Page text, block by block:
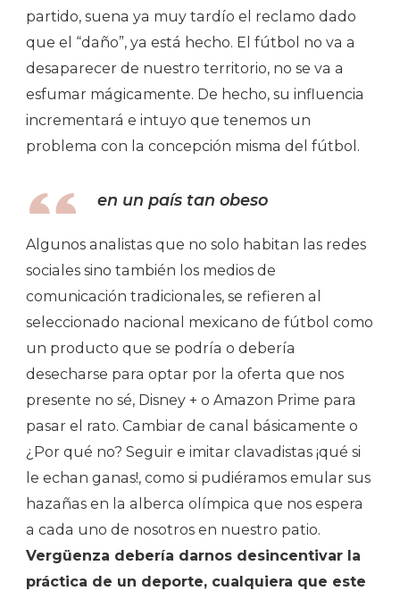
partido, suena ya muy tardío el reclamo dado
que el “daño”, ya está hecho. El fútbol no va a
desaparecer de nuestro territorio, no se va a
esfumar mágicamente. De hecho, su influencia
incrementará e intuyo que tenemos un
problema con la concepción misma del fútbol.
en un país tan obeso
Algunos analistas que no solo habitan las redes
sociales sino también los medios de
comunicación tradicionales, se refieren al
seleccionado nacional mexicano de fútbol como
un producto que se podría o debería
desecharse para optar por la oferta que nos
presente no sé, Disney + o Amazon Prime para
pasar el rato. Cambiar de canal básicamente o
¿Por qué no? Seguir e imitar clavadistas ¡qué si
le echan ganas!, como si pudiéramos emular sus
hazañas en la alberca olímpica que nos espera
a cada uno de nosotros en nuestro patio.
Vergüenza debería darnos desincentivar la
práctica de un deporte, cualquiera que este